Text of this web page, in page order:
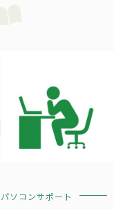
パソコンサポート